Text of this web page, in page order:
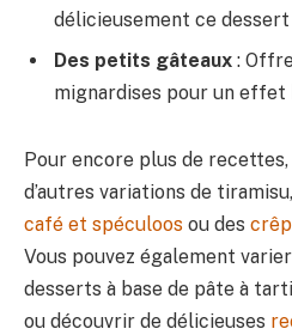
délicieusement ce
Des petits gâteaux :
mignardises pour un
Pour encore plus de recettes,
d’autres variations de
café et spéculoos ou des
Vous pouvez également
desserts à base de pâte à
ou découvrir de délicieuses